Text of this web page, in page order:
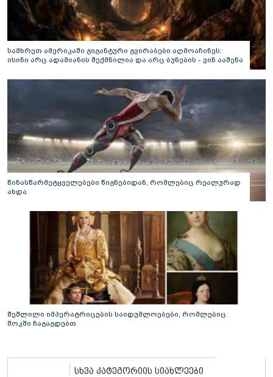
სამხრეთ ამერიკაში გიგანტური გვირაბები აღმოაჩინეს:
ისინი არც ადამიანის შექმნილია და არც ბუნების - ვინ ააშენა
წინასწარმეტყველებები წიგნებიდან, რომლებიც რეალურად
ახდა
შეშლილი იმპერატრიცების საიდუმლოებები, რომლებიც
შოკში ჩაგაგდებთ
სხვა კატეგორიის სიახლეები